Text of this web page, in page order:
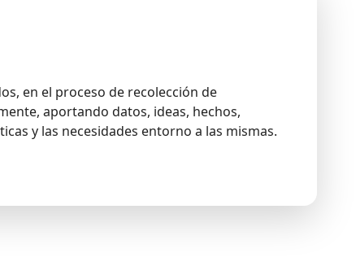
en el proceso de recolección de
aportando datos, ideas, hechos,
y las necesidades entorno a las mismas.